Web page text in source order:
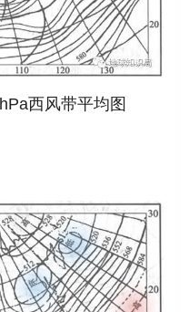
西风带平均图